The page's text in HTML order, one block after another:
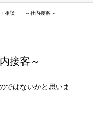
・相談 ～社内接客～
接客～
ではないかと思いま